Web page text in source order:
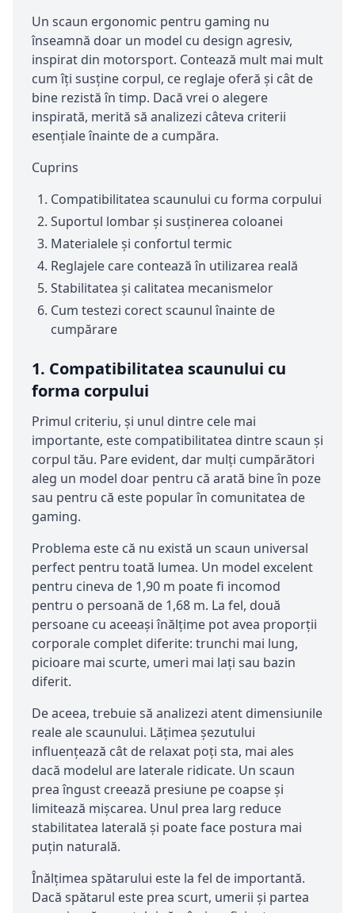
Un scaun ergonomic pentru gaming nu
înseamnă doar un model cu design agresiv,
inspirat din motorsport. Contează mult mai mult
cum îți susține corpul, ce reglaje oferă și cât de
bine rezistă în timp. Dacă vrei o alegere
inspirată, merită să analizezi câteva criterii
esențiale înainte de a cumpăra.
Cuprins
Compatibilitatea scaunului cu forma corpului
Suportul lombar și susținerea coloanei
Materialele și confortul termic
Reglajele care contează în utilizarea reală
Stabilitatea și calitatea mecanismelor
Cum testezi corect scaunul înainte de
cumpărare
1. Compatibilitatea scaunului cu
forma corpului
Primul criteriu, și unul dintre cele mai
importante, este compatibilitatea dintre scaun și
corpul tău. Pare evident, dar mulți cumpărători
aleg un model doar pentru că arată bine în poze
sau pentru că este popular în comunitatea de
gaming.
Problema este că nu există un scaun universal
perfect pentru toată lumea. Un model excelent
pentru cineva de 1,90 m poate fi incomod
pentru o persoană de 1,68 m. La fel, două
persoane cu aceeași înălțime pot avea proporții
corporale complet diferite: trunchi mai lung,
picioare mai scurte, umeri mai lați sau bazin
diferit.
De aceea, trebuie să analizezi atent dimensiunile
reale ale scaunului. Lățimea șezutului
influențează cât de relaxat poți sta, mai ales
dacă modelul are laterale ridicate. Un scaun
prea îngust creează presiune pe coapse și
limitează mișcarea. Unul prea larg reduce
stabilitatea laterală și poate face postura mai
puțin naturală.
Înălțimea spătarului este la fel de importantă.
Dacă spătarul este prea scurt, umerii și partea